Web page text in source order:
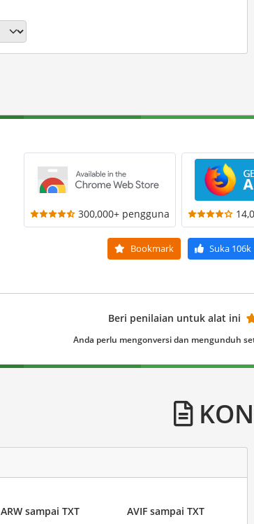
300,000+ pengguna
Bookmark Suka 106k
Beri penilaian untuk alat ini
Anda perlu mengonversi dan mengunduh
ARW sampai TXT AVIF sampai TXT